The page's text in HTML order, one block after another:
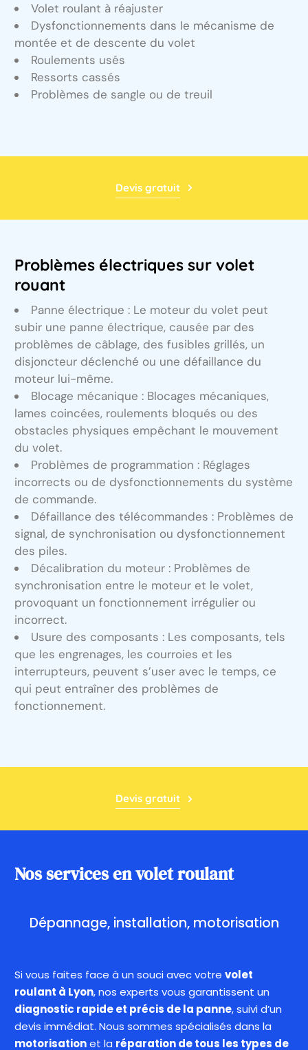
Volet roulant à réajuster
Dysfonctionnements dans le mécanisme de
montée et de descente du volet
Roulements usés
Ressorts cassés
Problèmes de sangle ou de treuil
Devis gratuit
Problèmes électriques sur volet
rouant
Panne électrique : Le moteur du volet peut
subir une panne électrique, causée par des
problèmes de câblage, des fusibles grillés, un
disjoncteur déclenché ou une défaillance du
moteur lui-même.
Blocage mécanique : Blocages mécaniques,
lames coincées, roulements bloqués ou des
obstacles physiques empêchant le mouvement
du volet.
Problèmes de programmation : Réglages
incorrects ou de dysfonctionnements du système
de commande.
Défaillance des télécommandes : Problèmes de
signal, de synchronisation ou dysfonctionnement
des piles.
Décalibration du moteur : Problèmes de
synchronisation entre le moteur et le volet,
provoquant un fonctionnement irrégulier ou
incorrect.
Usure des composants : Les composants, tels
que les engrenages, les courroies et les
interrupteurs, peuvent s’user avec le temps, ce
qui peut entraîner des problèmes de
fonctionnement.
Devis gratuit
Nos services en volet roulant
Dépannage, installation, motorisation
Si vous faites face à un souci avec votre volet
roulant à Lyon, nos experts vous garantissent un
diagnostic rapide et précis de la panne, suivi d’un
devis immédiat. Nous sommes spécialisés dans la
motorisationet la réparation de tous les types de